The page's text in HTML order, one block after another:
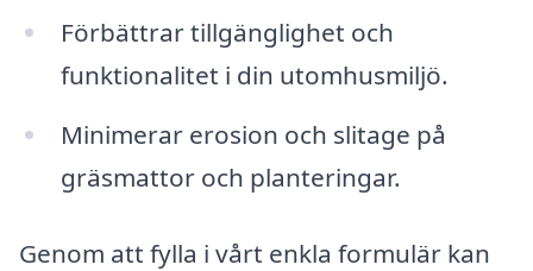
Förbättrar tillgänglighet och
funktionalitet i din utomhusmiljö.
Minimerar erosion och slitage på
gräsmattor och planteringar.
Genom att fylla i vårt enkla formulär kan